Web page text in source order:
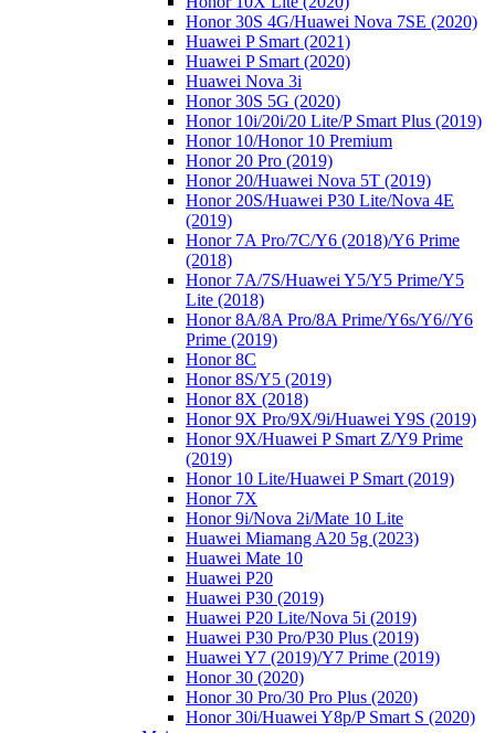
Honor 30S 4G/Huawei Nova 7SE (2020)
Huawei P Smart (2021)
Huawei P Smart (2020)
Huawei Nova 3i
Honor 30S 5G (2020)
Honor 10i/20i/20 Lite/P Smart Plus (2019)
Honor 10/Honor 10 Premium
Honor 20 Pro (2019)
Honor 20/Huawei Nova 5T (2019)
Honor 20S/Huawei P30 Lite/Nova 4E
(2019)
Honor 7A Pro/7C/Y6 (2018)/Y6 Prime
(2018)
Honor 7A/7S/Huawei Y5/Y5 Prime/Y5
Lite (2018)
Honor 8A/8A Pro/8A Prime/Y6s/Y6//Y6
Prime (2019)
Honor 8C
Honor 8S/Y5 (2019)
Honor 8X (2018)
Honor 9X Pro/9X/9i/Huawei Y9S (2019)
Honor 9X/Huawei P Smart Z/Y9 Prime
(2019)
Honor 10 Lite/Huawei P Smart (2019)
Honor 7X
Honor 9i/Nova 2i/Mate 10 Lite
Huawei Miamang A20 5g (2023)
Huawei Mate 10
Huawei P20
Huawei P30 (2019)
Huawei P20 Lite/Nova 5i (2019)
Huawei P30 Pro/P30 Plus (2019)
Huawei Y7 (2019)/Y7 Prime (2019)
Honor 30 (2020)
Honor 30 Pro/30 Pro Plus (2020)
Honor 30i/Huawei Y8p/P Smart S (2020)